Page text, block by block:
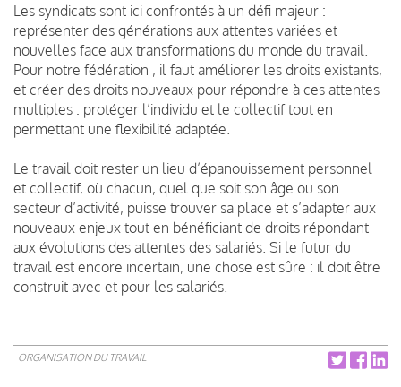
Les syndicats sont ici confrontés à un défi majeur :
représenter des générations aux attentes variées et
nouvelles face aux transformations du monde du travail.
Pour notre fédération , il faut améliorer les droits existants,
et créer des droits nouveaux pour répondre à ces attentes
multiples : protéger l’individu et le collectif tout en
permettant une flexibilité adaptée.
Le travail doit rester un lieu d’épanouissement personnel
et collectif, où chacun, quel que soit son âge ou son
secteur d’activité, puisse trouver sa place et s’adapter aux
nouveaux enjeux tout en bénéficiant de droits répondant
aux évolutions des attentes des salariés. Si le futur du
travail est encore incertain, une chose est sûre : il doit être
construit avec et pour les salariés.
ORGANISATION DU TRAVAIL